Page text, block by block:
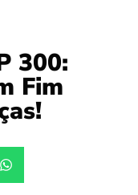
300:
Fim